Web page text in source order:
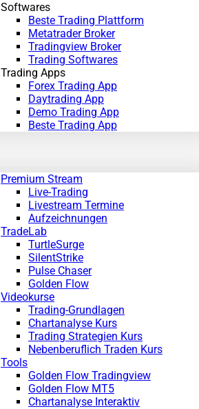
Softwares
Beste Trading Plattform
Metatrader Broker
Tradingview Broker
Trading Softwares
Trading Apps
Forex Trading App
Daytrading App
Demo Trading App
Beste Trading App
Premium Stream
Live-Trading
Livestream Termine
Aufzeichnungen
TradeLab
TurtleSurge
SilentStrike
Pulse Chaser
Golden Flow
Videokurse
Trading-Grundlagen
Chartanalyse Kurs
Trading Strategien Kurs
Nebenberuflich Traden Kurs
Tools
Golden Flow Tradingview
Golden Flow MT5
Chartanalyse Interaktiv